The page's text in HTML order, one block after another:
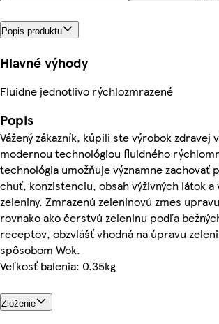
Popis produktu
Hlavné výhody
Fluidne jednotlivo rýchlozmrazené
Popis
Vážený zákazník, kúpili ste výrobok zdravej
modernou technológiou fluidného
technológia umožňuje významne zachovať
chuť, konzistenciu, obsah výživných látok
zeleniny. Zmrazenú zeleninovú zmes
rovnako ako čerstvú zeleninu podľa
receptov, obzvlášť vhodná na úpravu
spôsobom Wok.
Veľkosť balenia: 0.35kg
Zloženie